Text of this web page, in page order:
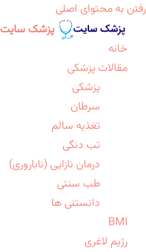
رفتن به محتوای اصلی
پزشک سایت
خانه
مقالات پزشکی
پزشکی
سرطان
تغذیه سالم
تب دنگی
درمان نازایی (ناباروری)
طب سنتی
دانستنی ها
BMI
رژیم لاغری